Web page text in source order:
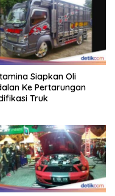
Siapkan Oli
Ke Pertarungan
Truk